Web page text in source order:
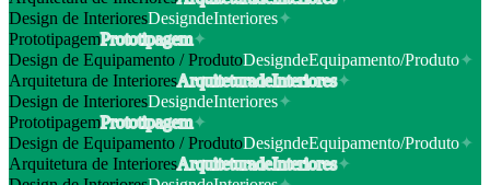
Design de InterioresDesigndeInteriores✦
PrototipagemPrototipagem✦
Design de Equipamento / ProdutoDesigndeEquipamento/Produto✦
Arquitetura de InterioresArquiteturadeInteriores✦
Design de InterioresDesigndeInteriores✦
PrototipagemPrototipagem✦
Design de Equipamento / ProdutoDesigndeEquipamento/Produto✦
Arquitetura de InterioresArquiteturadeInteriores✦